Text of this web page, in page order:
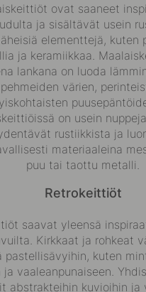
ovat saaneet
ja sisältävät usein
elementtejä, kuten
ja keramiikkaa.
lankana on luoda
värien,
on usein
rustiikkista ja
materiaaleina
puu tai taottu metalli.
Retrokeittiöt
saavat yleensä
Kirkkaat ja rohkeat
pastellisävyihin, kuten
ja vaaleanpunaiseen.
abstrakteihin kuvioihin ja